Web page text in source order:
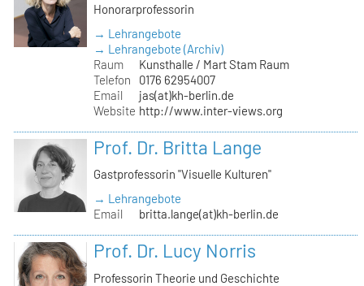
Honorarprofessorin
→ Lehrangebote
→ Lehrangebote (Archiv)
Raum
Kunsthalle / Mart Stam Raum
Telefon
0176 62954007
Email
jas(at)kh-berlin.de
Website http://www.inter-views.org
Prof. Dr. Britta Lange
Gastprofessorin "Visuelle Kulturen"
→ Lehrangebote
Email
britta.lange(at)kh-berlin.de
Prof. Dr. Lucy Norris
Professorin Theorie und Geschichte